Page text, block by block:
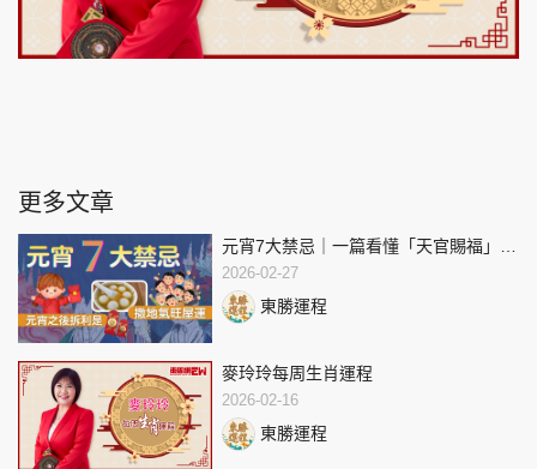
更多文章
元宵7大禁忌｜一篇看懂「天官賜福」由
來、禁忌與旺屋運方法
2026-02-27
東勝運程
麥玲玲每周生肖運程
2026-02-16
東勝運程